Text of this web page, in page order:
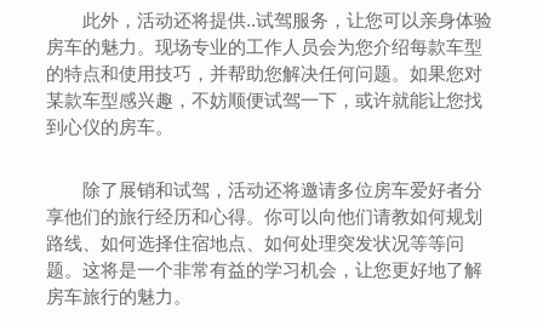
此外，活动还将提供..试驾服务，让您可以亲身体验
房车的魅力。现场专业的工作人员会为您介绍每款车型
的特点和使用技巧，并帮助您解决任何问题。如果您对
某款车型感兴趣，不妨顺便试驾一下，或许就能让您找
到心仪的房车。
除了展销和试驾，活动还将邀请多位房车爱好者分
享他们的旅行经历和心得。你可以向他们请教如何规划
路线、如何选择住宿地点、如何处理突发状况等等问
题。这将是一个非常有益的学习机会，让您更好地了解
房车旅行的魅力。